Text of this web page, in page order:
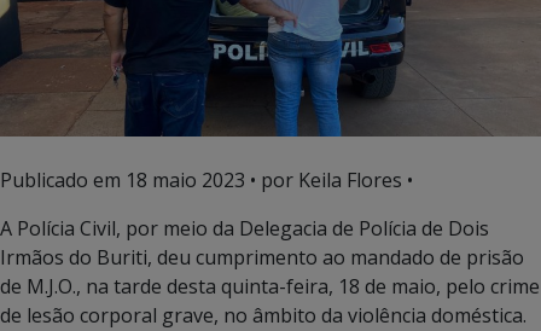
Publicado em 18 maio 2023 • por Keila Flores •
A Polícia Civil, por meio da Delegacia de Polícia de Dois
Irmãos do Buriti, deu cumprimento ao mandado de prisão
de M.J.O., na tarde desta quinta-feira, 18 de maio, pelo crime
de lesão corporal grave, no âmbito da violência doméstica.